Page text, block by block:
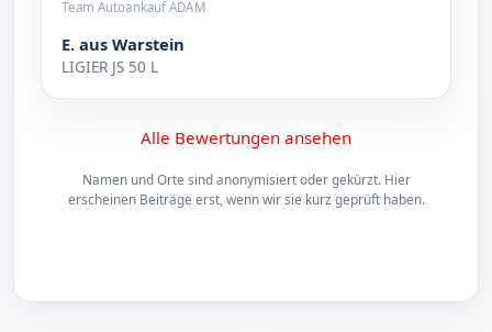
Team Autoankauf ADAM
E. aus Warstein
LIGIER JS 50 L
Alle Bewertungen ansehen
Namen und Orte sind anonymisiert oder gekürzt. Hier
erscheinen Beiträge erst, wenn wir sie kurz geprüft haben.